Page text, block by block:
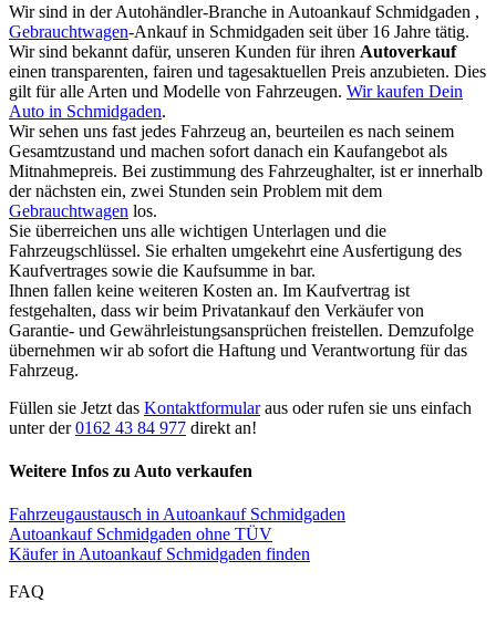
Wir sind in der Autohändler-Branche in Autoankauf Schmidgaden ,
Gebrauchtwagen-Ankauf in Schmidgaden seit über 16 Jahre tätig.
Wir sind bekannt dafür, unseren Kunden für ihren Autoverkauf
einen transparenten, fairen und tagesaktuellen Preis anzubieten. Dies
gilt für alle Arten und Modelle von Fahrzeugen. Wir kaufen Dein
Auto in Schmidgaden.
Wir sehen uns fast jedes Fahrzeug an, beurteilen es nach seinem
Gesamtzustand und machen sofort danach ein Kaufangebot als
Mitnahmepreis. Bei zustimmung des Fahrzeughalter, ist er innerhalb
der nächsten ein, zwei Stunden sein Problem mit dem
Gebrauchtwagen los.
Sie überreichen uns alle wichtigen Unterlagen und die
Fahrzeugschlüssel. Sie erhalten umgekehrt eine Ausfertigung des
Kaufvertrages sowie die Kaufsumme in bar.
Ihnen fallen keine weiteren Kosten an. Im Kaufvertrag ist
festgehalten, dass wir beim Privatankauf den Verkäufer von
Garantie- und Gewährleistungsansprüchen freistellen. Demzufolge
übernehmen wir ab sofort die Haftung und Verantwortung für das
Fahrzeug.
Füllen sie Jetzt das Kontaktformularaus oder rufen sie uns einfach
unter der0162 43 84 977 direkt an!
Weitere Infos zu Auto verkaufen
Fahrzeugaustausch in Autoankauf Schmidgaden
Autoankauf Schmidgaden ohne TÜV
Käufer in Autoankauf Schmidgaden finden
FAQ